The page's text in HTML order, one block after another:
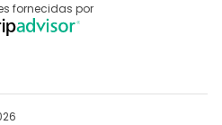
fornecidas por